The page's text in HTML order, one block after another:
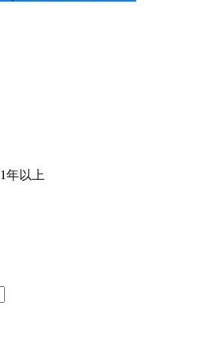
1年以上